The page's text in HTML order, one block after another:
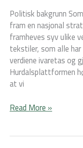
Politisk bakgrunn
fram en nasjonal
framheves syv ulike
tekstiler, som alle
verdiene ivaretas og
Hurdalsplattformen
at vi
Read More »